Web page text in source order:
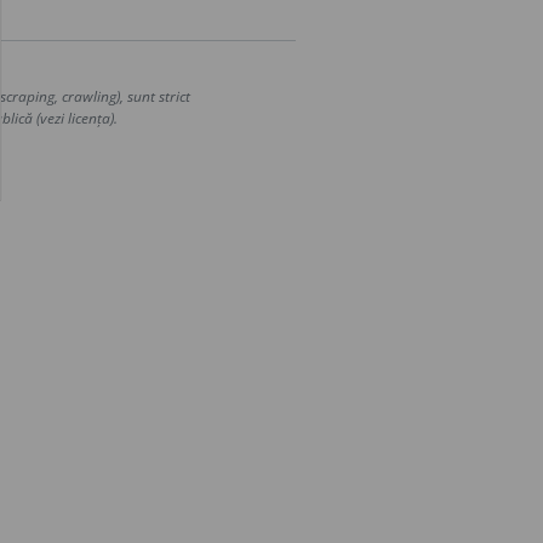
crawling), sunt strict
(vezi licența).